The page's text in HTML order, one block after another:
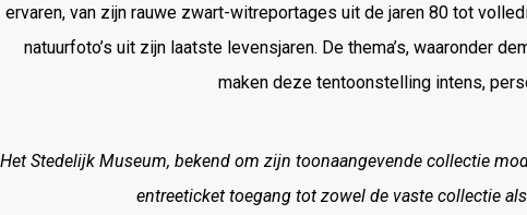
ervaren, van zijn rauwe zwart-witreportages uit de jaren 80 tot
natuurfoto’s uit zijn laatste levensjaren. De thema’s, waaronder
maken deze tentoonstelling intens,
Het Stedelijk Museum, bekend om zijn toonaangevende collectie
entreeticket toegang tot zowel de vaste collectie